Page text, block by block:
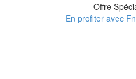
Offre
En profiter avec